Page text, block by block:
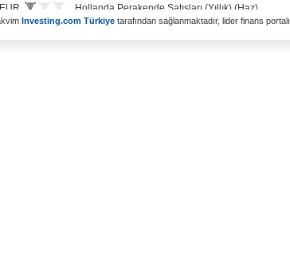
Investing.com Türkiye tarafından sağlanmaktadır, lider finans portalı.